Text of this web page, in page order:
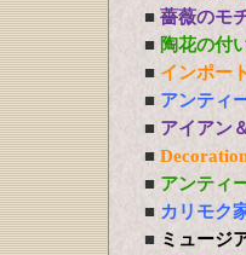
■ 薔薇のモ
■ 陶花の付
■ インポー
■ アンティ
■ アイアン
■
■ アンティ
■ カリモク
■ ミュージ